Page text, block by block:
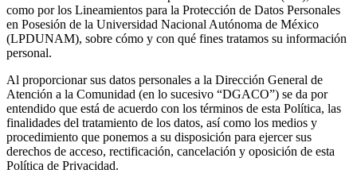
como por los Lineamientos para la Protección de Datos Personales
en Posesión de la Universidad Nacional Autónoma de México
(LPDUNAM), sobre cómo y con qué fines tratamos su información
personal.
Al proporcionar sus datos personales a la Dirección General de
Atención a la Comunidad (en lo sucesivo “DGACO”) se da por
entendido que está de acuerdo con los términos de esta Política, las
finalidades del tratamiento de los datos, así como los medios y
procedimiento que ponemos a su disposición para ejercer sus
derechos de acceso, rectificación, cancelación y oposición de esta
Política de Privacidad.